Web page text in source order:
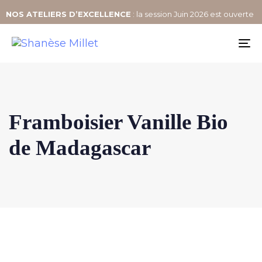
NOS ATELIERS D’EXCELLENCE : la session Juin 2026 est ouverte
Framboisier Vanille Bio
de Madagascar